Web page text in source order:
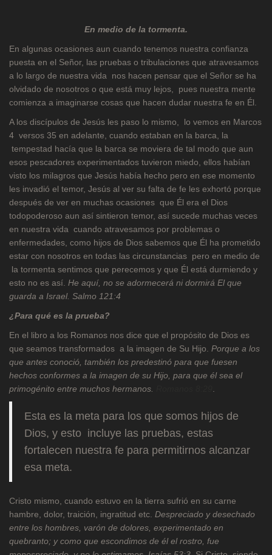
En medio de la tormenta.
En algunas ocasiones aun cuando tenemos nuestra confianza
puesta en el Señor, las pruebas o tribulaciones que atravesamos
a lo largo de nuestra vida nos hacen pensar que el Señor se ha
olvidado de nosotros o que está muy lejos, pues nuestra mente
comienza a imaginarse cosas que hacen dudar nuestra fe en Él.
A los discípulos de Jesús les paso lo mismo, lo vemos en Marcos
4 versos 35 en adelante, cuando estaban en la barca, la
tempestad hacía que la barca se moviera de tal modo que aun
esos pescadores experimentados tuvieron miedo, ellos habían
visto los milagros que Jesús había hecho pero en ese momento
les invadió el temor, Jesús al ver su falta de fe les exhortó porque
después de ver en muchas ocasiones que Él era el Dios
todopoderoso aun así sintieron temor, así sucede muchas veces
en nuestra vida cuando atravesamos por problemas o
enfermedades, como hijos de Dios sabemos que Él ha prometido
estar con nosotros en todas las circunstancias pero en medio de
la tormenta sentimos que perecemos y que Él está durmiendo y
esto no es así. He aquí, no se adormecerá ni dormirá El que
guarda a Israel. Salmo 121:4
¿Para qué es la prueba?
En el libro a los Romanos nos dice que el propósito de Dios es
que seamos transformados a la imagen de Su Hijo. Porque a los
que antes conoció, también los predestinó para que fuesen
hechos conformes a la imagen de su Hijo, para que él sea el
primogénito entre muchos hermanos.
.
Esta es la meta para los que somos hijos de
Dios, y esto incluye las pruebas, estas
fortalecen nuestra fe para permitirnos alcanzar
esa meta.
Cristo mismo, cuando estuvo en la tierra sufrió en su carne
hambre, dolor, traición, ingratitud etc. Despreciado y desechado
entre los hombres, varón de dolores, experimentado en
quebranto; y como que escondimos de él el rostro, fue